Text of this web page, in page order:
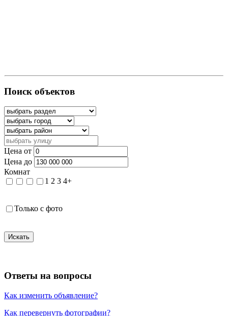
Поиск объектов
Цена от
Цена до
Комнат
1 2 3 4+
Только с фото
Искать
Ответы на вопросы
Как изменить объявление?
Как перевернуть фотографии?